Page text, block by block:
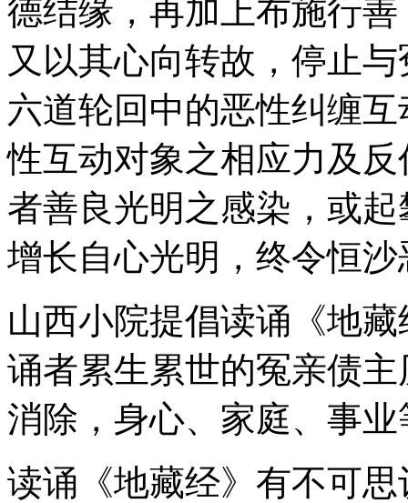
德结缘，再加上布施行
又以其心向转故，停止
六道轮回中的恶性纠缠
性互动对象之相应力及
者善良光明之感染，或
增长自心光明，终令恒沙
山西小院提倡读诵《地
诵者累生累世的冤亲债
消除，身心、家庭、事
读诵《地藏经》有不可